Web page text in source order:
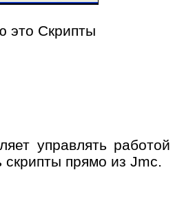
Скрипты
управлять
скрипты прямо из Jmc.